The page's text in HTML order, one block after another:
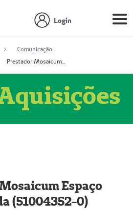
Login
Comunicação
Prestador Mosaicum Espaço Clínico Ltda (51004352-0)
Espaço
(51004352-0)